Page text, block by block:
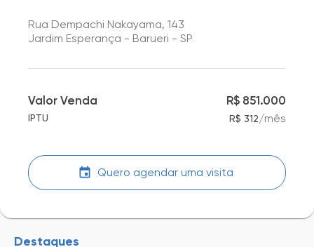
Rua Dempachi Nakayama, 143
Jardim Esperança - Barueri - SP
Valor Venda R$ 851.000
IPTU R$ 312/mês
Quero agendar uma visita
Destaques